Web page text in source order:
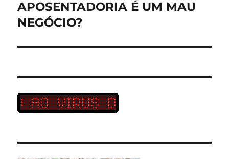
Próximo
post:
APOSENTADORIA É UM MAU
NEGÓCIO?